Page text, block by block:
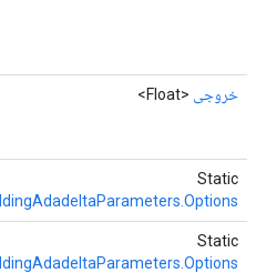
خروجی <Float>
Static
Static